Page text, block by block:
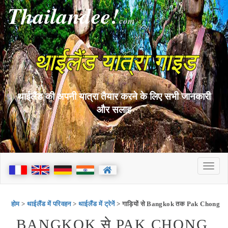
Thailandee!com
थाईलैंड यात्रा गाइड
थाईलैंड की अपनी यात्रा तैयार करने के लिए सभी जानकारी
और सलाह
होम>थाईलैंड में परिवहन> थाईलैंड में ट्रेनें> गाड़ियों से Bangkok तक Pak Chong
BANGKOK से PAK CHONG